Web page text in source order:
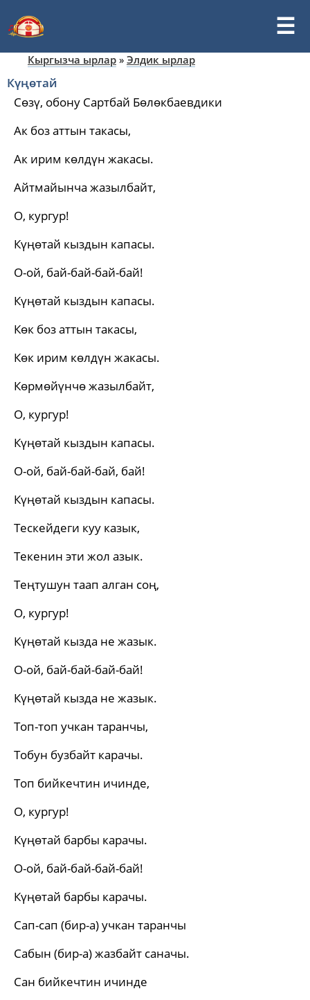
Кыргызча ырлар » Элдик ырлар
Күңөтай
Сөзү, обону Сартбай Бөлөкбаевдики
Ак боз аттын такасы,
Ак ирим көлдүн жакасы.
Айтмайынча жазылбайт,
О, кургур!
Күңөтай кыздын капасы.
О-ой, бай-бай-бай-бай!
Күңөтай кыздын капасы.
Көк боз аттын такасы,
Көк ирим көлдүн жакасы.
Көрмөйүнчө жазылбайт,
О, кургур!
Күңөтай кыздын капасы.
О-ой, бай-бай-бай, бай!
Күңөтай кыздын капасы.
Тескейдеги куу казык,
Текенин эти жол азык.
Теңтушун таап алган соң,
О, кургур!
Күңөтай кызда не жазык.
О-ой, бай-бай-бай-бай!
Күңөтай кызда не жазык.
Топ-топ учкан таранчы,
Тобун бузбайт карачы.
Топ бийкечтин ичинде,
О, кургур!
Күңөтай барбы карачы.
О-ой, бай-бай-бай-бай!
Күңөтай барбы карачы.
Сап-сап (бир-а) учкан таранчы
Сабын (бир-а) жазбайт саначы.
Сан бийкечтин ичинде